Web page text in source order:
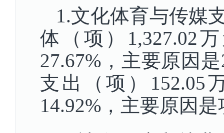
1.文化体育与传媒
体（项）1,327.02
27.67%，主要原因
支出（项）152.05
14.92%，主要原因